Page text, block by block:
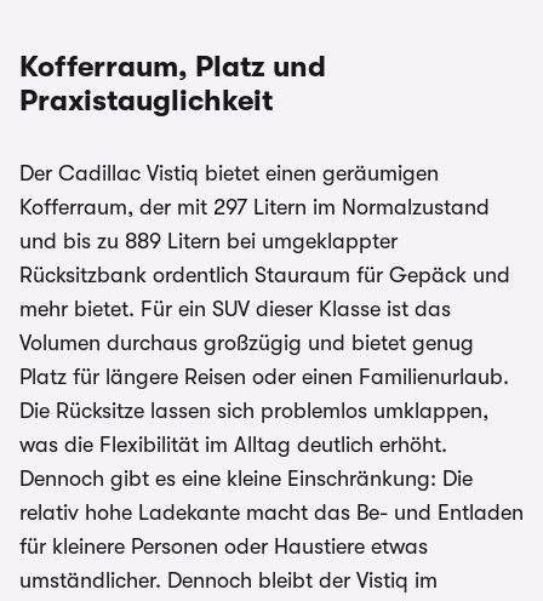
Kofferraum, Platz und
Praxistauglichkeit
Der Cadillac Vistiq bietet einen geräumigen
Kofferraum, der mit 297 Litern im Normalzustand
und bis zu 889 Litern bei umgeklappter
Rücksitzbank ordentlich Stauraum für Gepäck und
mehr bietet. Für ein SUV dieser Klasse ist das
Volumen durchaus großzügig und bietet genug
Platz für längere Reisen oder einen Familienurlaub.
Die Rücksitze lassen sich problemlos umklappen,
was die Flexibilität im Alltag deutlich erhöht.
Dennoch gibt es eine kleine Einschränkung: Die
relativ hohe Ladekante macht das Be- und Entladen
für kleinere Personen oder Haustiere etwas
umständlicher. Dennoch bleibt der Vistiq im